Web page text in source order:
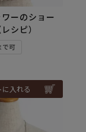
ーのショー
シピ）
で可
に入れる